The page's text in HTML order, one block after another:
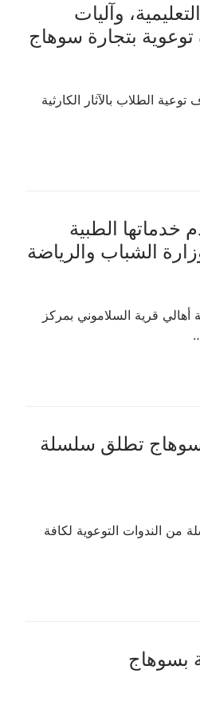
وآليات
توعوية بتجارة سوهاج
الطلاب بالآثار الكارثية
خدماتها الطبية
الشباب والرياضة
أهالي قرية السلاموني بمركز
تطلق سلسلة
الندوات التوعوية لكافة
بسوهاج